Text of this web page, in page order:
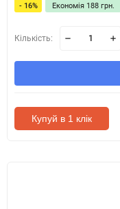
- 16% Економія 188 грн.
Кількість:
Купуй в 1 клік